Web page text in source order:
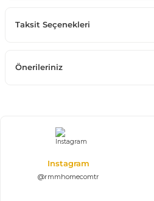
Taksit Seçenekleri
Önerileriniz
Instagram
@rmmhomecomtr